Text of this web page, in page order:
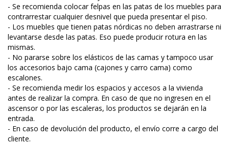
- Se recomienda colocar felpas en las patas de los muebles para
contrarrestar cualquier desnivel que pueda presentar el piso.
- Los muebles que tienen patas nórdicas no deben arrastrarse ni
levantarse desde las patas. Eso puede producir rotura en las
mismas.
- No pararse sobre los elásticos de las camas y tampoco usar
los accesorios bajo cama (cajones y carro cama) como
escalones.
- Se recomienda medir los espacios y accesos a la vivienda
antes de realizar la compra. En caso de que no ingresen en el
ascensor o por las escaleras, los productos se dejarán en la
entrada.
- En caso de devolución del producto, el envío corre a cargo del
cliente.